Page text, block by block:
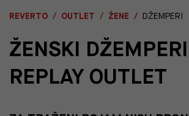
REVERTO OUTLET ŽENE DŽEMPERI
ŽENSKI DŽEMPERI
REPLAY OUTLET